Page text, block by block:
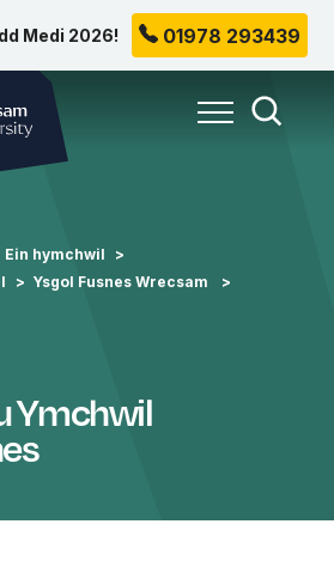
Medi 2026! 01978 293439
Toggle
Ein hymchwil
Ysgol Fusnes Wrecsam
Ymchwil